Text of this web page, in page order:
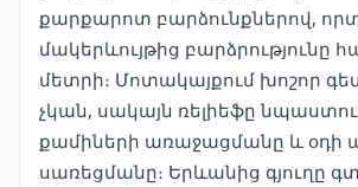
քարքարոտ բարձունքներով,
մակերևույթից բարձրությունը
մետրի։ Մոտակայքում խոշոր
չկան, սակայն ռելիեֆը
քամիների առաջացմանը և օդի
սառեցմանը։ Երևանից գյուղը